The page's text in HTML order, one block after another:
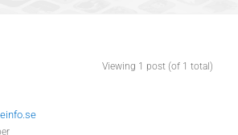
Viewing 1 post (of 1 total)